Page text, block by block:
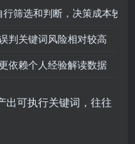
筛选和判断，决策成本较高
判关键词风险相对较高
依赖个人经验解读数据
出可执行关键词，往往